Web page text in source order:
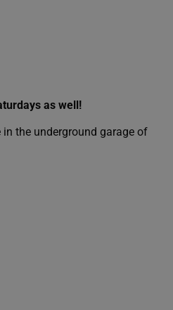
as well!
the underground garage of